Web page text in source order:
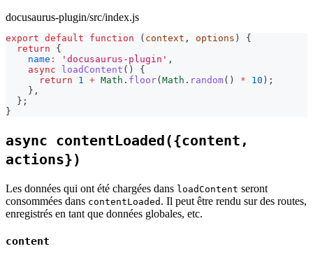
docusaurus-plugin/src/index.js
export default function ( context , options )
{
return
{
name : 'docusaurus-plugin' ,
async
loadContent ( )
{
return
1 + Math . floor( Math . random( ) * 10 ) ;
} ,
} ;
}
async contentLoaded({content,
actions})
Les données qui ont été chargées dans loadContent seront
consommées dans contentLoaded . Il peut être rendu sur des routes,
enregistrés en tant que données globales, etc.
content